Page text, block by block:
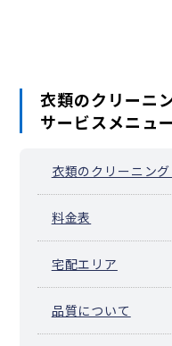
衣類のクリーニ
サービスメニュー
衣類のクリーニン
料金表
宅配エリア
品質について